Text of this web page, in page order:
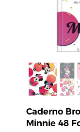
Caderno
Minnie 48